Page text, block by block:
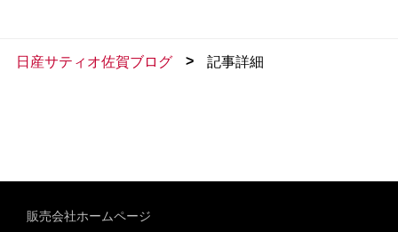
日産サティオ佐賀ブログ > 記事詳細
販売会社ホームページ